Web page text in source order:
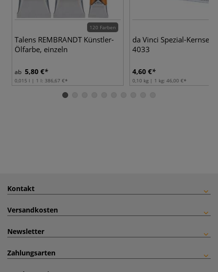
120 Farben
Talens REMBRANDT Künstler-
Ölfarbe, einzeln
ab 5,80 €
0,015 l | 1 l: 386,67 €
da Vinci Spezial-
4033
4,60 €
0,10 kg | 1 kg: 46,00 €
Kontakt
Versandkosten
Newsletter
Zahlungsarten